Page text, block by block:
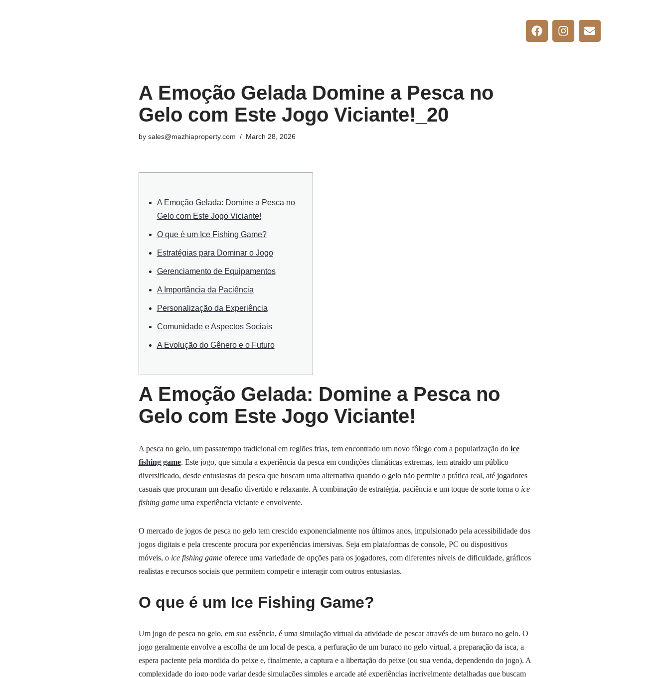
A Emoção Gelada Domine a Pesca no
Gelo com Este Jogo Viciante!_20
by sales@mazhiaproperty.com March 28, 2026
A Emoção Gelada: Domine a Pesca no
Gelo com Este Jogo Viciante!
O que é um Ice Fishing Game?
Estratégias para Dominar o Jogo
Gerenciamento de Equipamentos
A Importância da Paciência
Personalização da Experiência
Comunidade e Aspectos Sociais
A Evolução do Gênero e o Futuro
A Emoção Gelada: Domine a Pesca no
Gelo com Este Jogo Viciante!
A pesca no gelo, um passatempo tradicional em regiões frias, tem encontrado um novo fôlego com a popularização do ice
fishing game. Este jogo, que simula a experiência da pesca em condições climáticas extremas, tem atraído um público
diversificado, desde entusiastas da pesca que buscam uma alternativa quando o gelo não permite a prática real, até jogadores
casuais que procuram um desafio divertido e relaxante. A combinação de estratégia, paciência e um toque de sorte torna o ice
fishing gameuma experiência viciante e envolvente.
O mercado de jogos de pesca no gelo tem crescido exponencialmente nos últimos anos, impulsionado pela acessibilidade dos
jogos digitais e pela crescente procura por experiências imersivas. Seja em plataformas de console, PC ou dispositivos
móveis, o ice fishing gameoferece uma variedade de opções para os jogadores, com diferentes níveis de dificuldade, gráficos
realistas e recursos sociais que permitem competir e interagir com outros entusiastas.
O que é um Ice Fishing Game?
Um jogo de pesca no gelo, em sua essência, é uma simulação virtual da atividade de pescar através de um buraco no gelo. O
jogo geralmente envolve a escolha de um local de pesca, a perfuração de um buraco no gelo virtual, a preparação da isca, a
espera paciente pela mordida do peixe e, finalmente, a captura e a libertação do peixe (ou sua venda, dependendo do jogo). A
complexidade do jogo pode variar desde simulações simples e arcade até experiências incrivelmente detalhadas que buscam